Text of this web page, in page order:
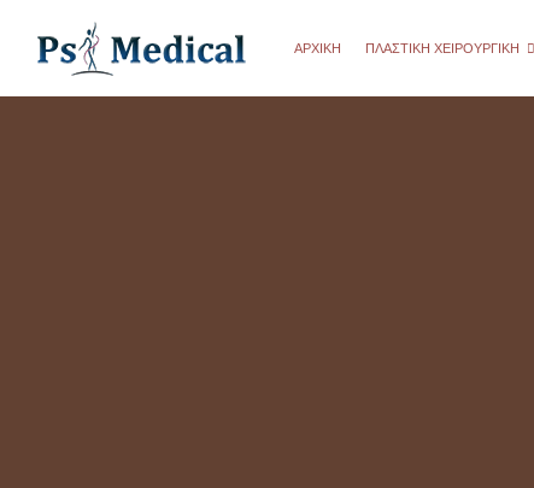
ΑΡΧΙΚΗ ΠΛΑΣΤΙΚΉ ΧΕΙΡΟΥΡΓΙΚΉ